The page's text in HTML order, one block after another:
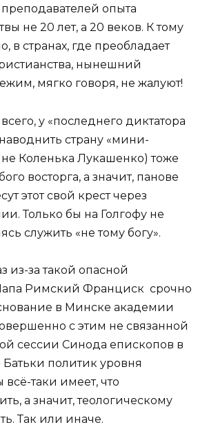
опыта
не 20 лет, а 20 веков. К тому
в странах, где преобладает
нынешний
мягко говоря, не жалуют!
у «последнего диктатора
страну «мини-
Коленька Лукашенко) тоже
восторга, а значит, панове
этот свой крест через
Только бы на Голгофу не
служить «не тому богу».
из-за такой опасной
Римский Франциск срочно
в Минске академии
с этим не связанной
сессии Синода епископов в
Батьки политик уровня
таки имеет, что
а значит, теологическому
Так или иначе.